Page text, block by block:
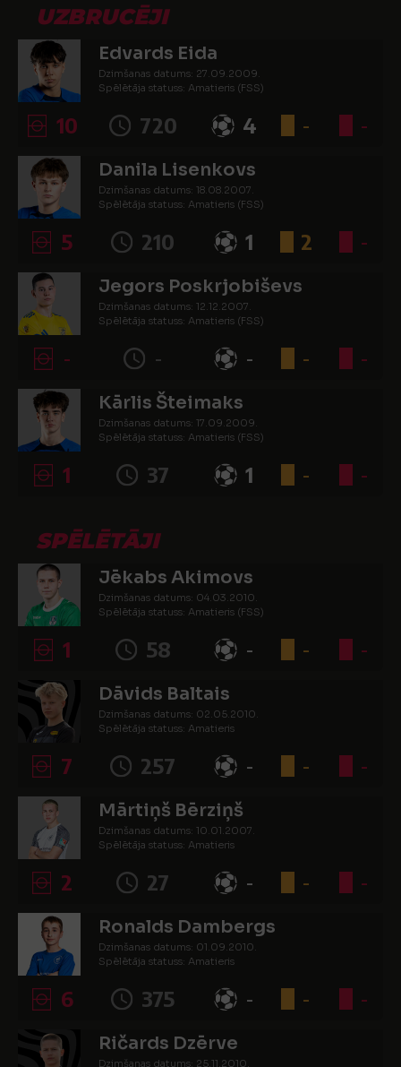
UZBRUCĒJI
Edvards Eida
Dzimšanas datums: 27.09.2009.
Spēlētāja statuss: Amatieris (FSS)
10 720 4 - -
Danila Lisenkovs
Dzimšanas datums: 18.08.2007.
Spēlētāja statuss: Amatieris (FSS)
5 210 1 2 -
Jegors Poskrjobiševs
Dzimšanas datums: 12.12.2007.
Spēlētāja statuss: Amatieris (FSS)
- - - - -
Kārlis Šteimaks
Dzimšanas datums: 17.09.2009.
Spēlētāja statuss: Amatieris (FSS)
1 37 1 - -
SPĒLĒTĀJI
Jēkabs Akimovs
Dzimšanas datums: 04.03.2010.
Spēlētāja statuss: Amatieris (FSS)
1 58 - - -
Dāvids Baltais
Dzimšanas datums: 02.05.2010.
Spēlētāja statuss: Amatieris
7 257 - - -
Mārtiņš Bērziņš
Dzimšanas datums: 10.01.2007.
Spēlētāja statuss: Amatieris
2 27 - - -
Ronalds Dambergs
Dzimšanas datums: 01.09.2010.
Spēlētāja statuss: Amatieris
6 375 - - -
Ričards Dzērve
Dzimšanas datums: 25.11.2010.